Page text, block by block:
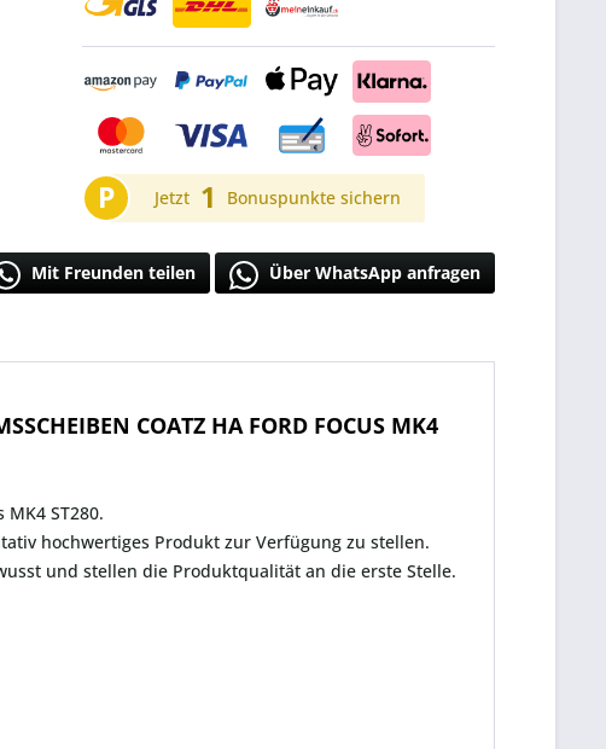
P Jetzt 1 Bonuspunkte sichern
Mit Freunden teilen Über WhatsApp anfragen
COATZ HA FORD FOCUS MK4
ST280.
hochwertiges Produkt zur Verfügung zu stellen.
und stellen die Produktqualität an die erste Stelle.